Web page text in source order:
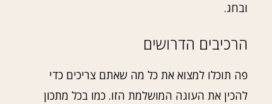
ובחג.
הרכיבים הדרושים
פה תוכלו למצוא את כל מה שאתם צריכים כדי
להכין את העוגה המושלמת הזו. כמו בכל מתכון